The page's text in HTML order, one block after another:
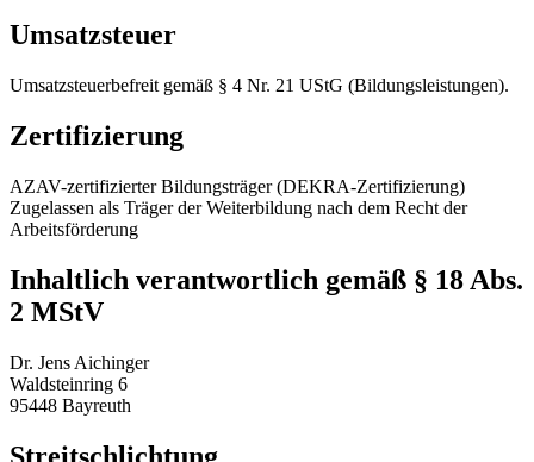
Umsatzsteuer
Umsatzsteuerbefreit gemäß § 4 Nr. 21 UStG (Bildungsleistungen).
Zertifizierung
AZAV-zertifizierter Bildungsträger (DEKRA-Zertifizierung)
Zugelassen als Träger der Weiterbildung nach dem Recht der
Arbeitsförderung
Inhaltlich verantwortlich gemäß § 18 Abs.
2 MStV
Dr. Jens Aichinger
Waldsteinring 6
95448 Bayreuth